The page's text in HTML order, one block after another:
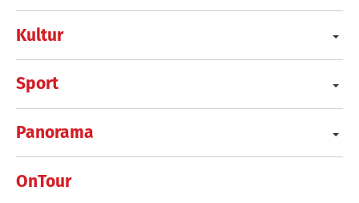
Kultur
Sport
Panorama
OnTour